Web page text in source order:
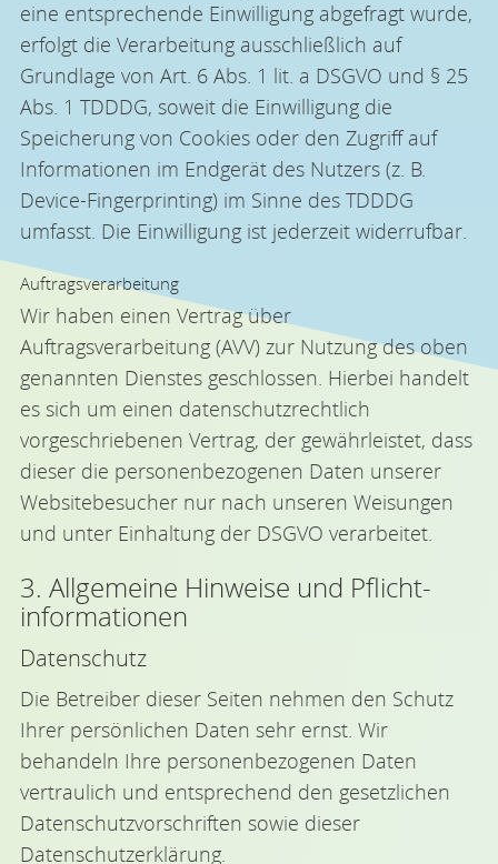
eine entsprechende Einwilligung abgefragt wurde,
erfolgt die Verarbeitung ausschließlich auf
Grundlage von Art. 6 Abs. 1 lit. a DSGVO und § 25
Abs. 1 TDDDG, soweit die Einwilligung die
Speicherung von Cookies oder den Zugriff auf
Informationen im Endgerät des Nutzers (z. B.
Device-Fingerprinting) im Sinne des TDDDG
umfasst. Die Einwilligung ist jederzeit widerrufbar.
Auftragsverarbeitung
Wir haben einen Vertrag über
Auftragsverarbeitung (AVV) zur Nutzung des oben
genannten Dienstes geschlossen. Hierbei handelt
es sich um einen datenschutzrechtlich
vorgeschriebenen Vertrag, der gewährleistet, dass
dieser die personenbezogenen Daten unserer
Websitebesucher nur nach unseren Weisungen
und unter Einhaltung der DSGVO verarbeitet.
3. Allgemeine Hinweise und Pflicht­
informationen
Datenschutz
Die Betreiber dieser Seiten nehmen den Schutz
Ihrer persönlichen Daten sehr ernst. Wir
behandeln Ihre personenbezogenen Daten
vertraulich und entsprechend den gesetzlichen
Datenschutzvorschriften sowie dieser
Datenschutzerklärung.